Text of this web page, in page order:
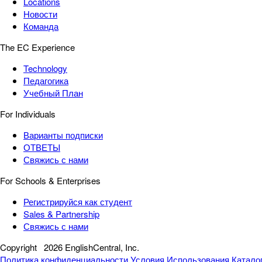
Новости
Команда
The EC Experience
Technology
Педагогика
Учебный План
For Individuals
Варианты подписки
ОТВЕТЫ
Свяжись с нами
For Schools & Enterprises
Регистрируйся как студент
Sales & Partnership
Свяжись с нами
Copyright 2026 EnglishCentral, Inc.